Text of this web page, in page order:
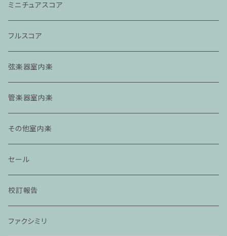
ミニチュアスコア
フルスコア
弦楽器室内楽
管楽器室内楽
その他室内楽
セール
校訂報告
ファクシミリ